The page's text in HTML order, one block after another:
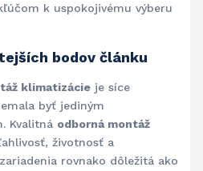
k uspokojivému výberu
bodov článku
klimatizácieje síce
byť jediným
Kvalitná odborná montáž
životnosť a
rovnako dôležitá ako